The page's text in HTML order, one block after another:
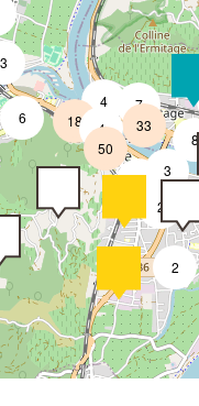
2
2
8
3
6
4
4
18
7
2
3
50
33